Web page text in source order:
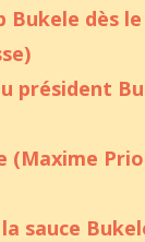
Bukele dès
président
(Maxime
sauce